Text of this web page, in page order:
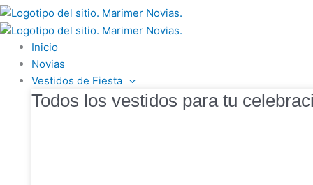
Inicio
Novias
Vestidos de Fiesta
Todos los vestidos para tu